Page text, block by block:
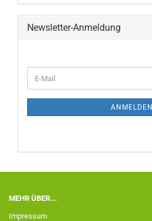
Newsletter-Anmeldung
ANMELDEN
MEHR ÜBER...
Impressum